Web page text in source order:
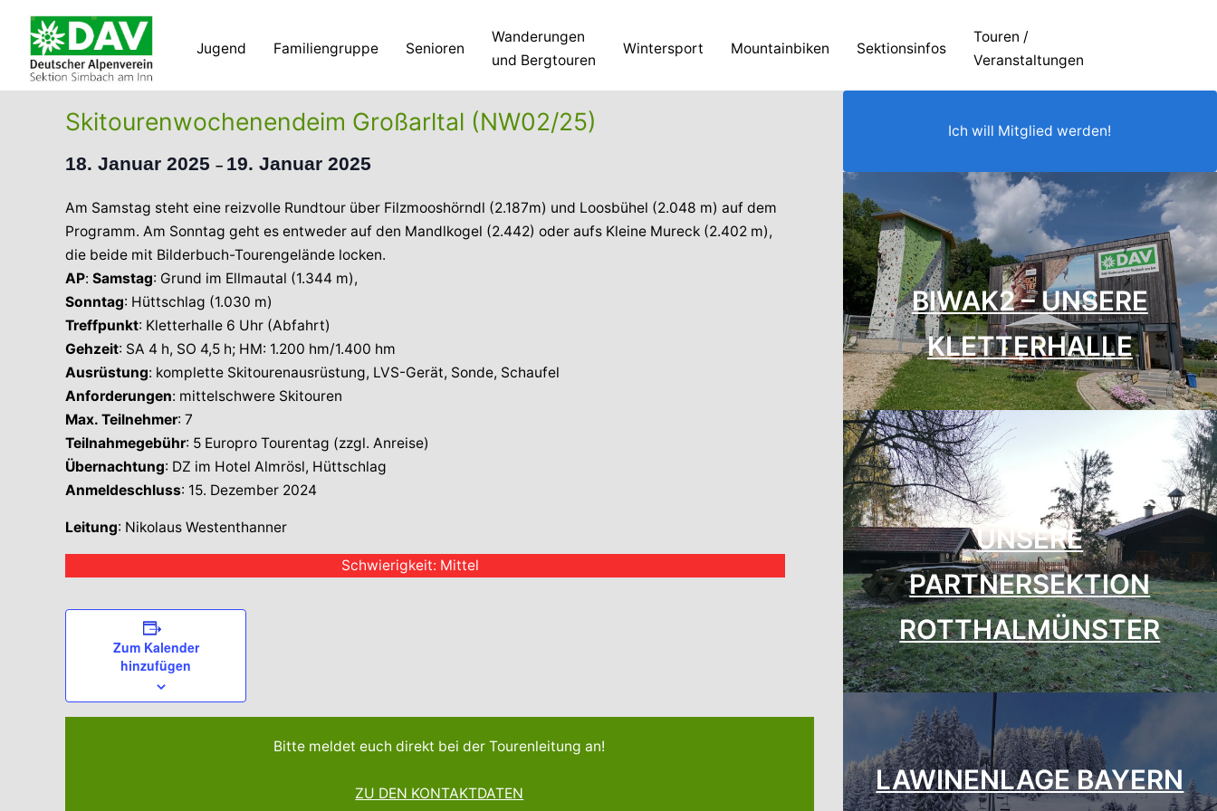
Inhalt
springen
Jugend Familiengruppe Senioren
Wanderungen
und Bergtouren
Wintersport Mountainbiken Sektionsinfos
Touren /
Veranstaltungen
Skitourenwochenendeim Großarltal (NW02/25)
18. Januar 2025 – 19. Januar 2025
Am Samstag steht eine reizvolle Rundtour über Filzmooshörndl (2.187m) und Loosbühel (2.048 m) auf dem
Programm. Am Sonntag geht es entweder auf den Mandlkogel (2.442) oder aufs Kleine Mureck (2.402 m),
die beide mit Bilderbuch-Tourengelände locken.
AP: Samstag: Grund im Ellmautal (1.344 m),
Sonntag: Hüttschlag (1.030 m)
Treffpunkt: Kletterhalle 6 Uhr (Abfahrt)
Gehzeit: SA 4 h, SO 4,5 h; HM: 1.200 hm/1.400 hm
Ausrüstung: komplette Skitourenausrüstung, LVS-Gerät, Sonde, Schaufel
Anforderungen: mittelschwere Skitouren
Max. Teilnehmer: 7
Teilnahmegebühr: 5 Europro Tourentag (zzgl. Anreise)
Übernachtung: DZ im Hotel Almrösl, Hüttschlag
Anmeldeschluss: 15. Dezember 2024
Leitung: Nikolaus Westenthanner
Schwierigkeit: Mittel
Zum Kalender
hinzufügen
Bitte meldet euch direkt bei der Tourenleitung an!
ZU DEN KONTAKTDATEN
Ich will Mitglied werden!
BIWAK2 – UNSERE
KLETTERHALLE
UNSERE
PARTNERSEKTION
ROTTHALMÜNSTER
LAWINENLAGE BAYERN